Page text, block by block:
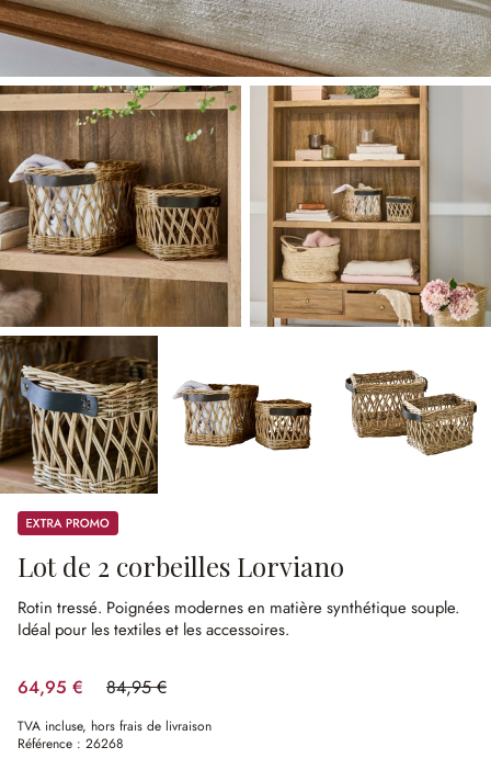
Promos
Lot de 2 corbeilles Lorviano
Rotin tressé. Poignées modernes en matière synthétique souple.
Idéal pour les textiles et les accessoires.
64,95 € 84,95 €
(23.54%spared)
TVA incluse, hors frais de livraison
Référence : 26268